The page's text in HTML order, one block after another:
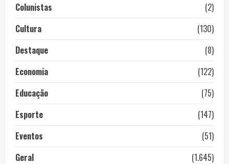
Colunistas
(2)
Cultura
(130)
Destaque
(8)
Economia
(122)
Educação
(75)
Esporte
(147)
Eventos
(51)
Geral
(1.645)